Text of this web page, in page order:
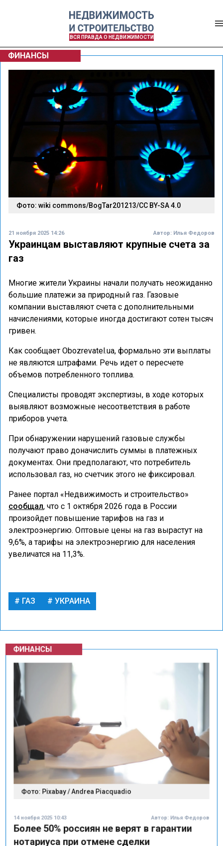
ВСЯ ПРАВДА О НЕДВИЖИМОСТИ
ФИНАНСЫ
Фото: wiki commons/BogTar201213/CC BY-SA 4.0
21 ноября 2025 14:26 Автор: Илья Федоров
Украинцам выставляют крупные счета за
газ
Многие жители Украины начали получать неожиданно
большие платежи за природный газ. Газовые
компании выставляют счета с дополнительными
начислениями, которые иногда достигают сотен тысяч
гривен.
Как сообщает Obozrevatel.ua, формально эти выплаты
не являются штрафами. Речь идет о пересчете
объемов потребленного топлива.
Специалисты проводят экспертизы, в ходе которых
выявляют возможные несоответствия в работе
приборов учета.
При обнаружении нарушений газовые службы
получают право доначислить суммы в платежных
документах. Они предполагают, что потребитель
использовал газ, но счетчик этого не фиксировал.
Ранее портал «Недвижимость и строительство»
сообщал, что с 1 октября 2026 года в России
произойдет повышение тарифов на газ и
электроэнергию. Оптовые цены на газ вырастут на
9,6%, а тарифы на электроэнергию для населения
увеличатся на 11,3%.
ГАЗ УКРАИНА
ФИНАНСЫ
Фото: Pixabay / Andrea Piacquadio
Более 50% россиян не верят в гарантии
нотариуса при отмене сделки